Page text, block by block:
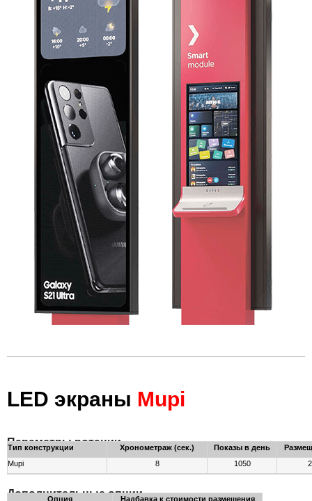
LED экраны Mupi
Параметры ротации
Тип конструкции Хронометраж (сек.) Показы в день
Mupi
8 1050
Дополнительные опции
Опция Надбавка к стоимости размещения